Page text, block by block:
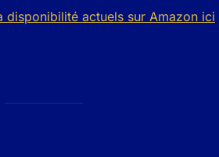
disponibilité actuels sur Amazon ici